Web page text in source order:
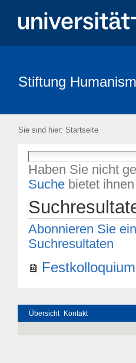
Stiftung
Sie sind hier: Startseite
Haben Sie nicht
Suche bietet
Abonnieren Sie
Suchresultaten
Übersicht Kontakt